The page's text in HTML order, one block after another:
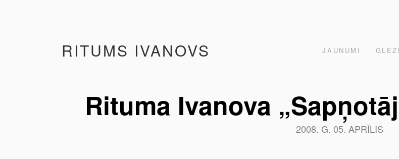
RITUMS IVANOVS JAUNUMI
Rituma Ivanova
2008. G. 05. APRĪLIS